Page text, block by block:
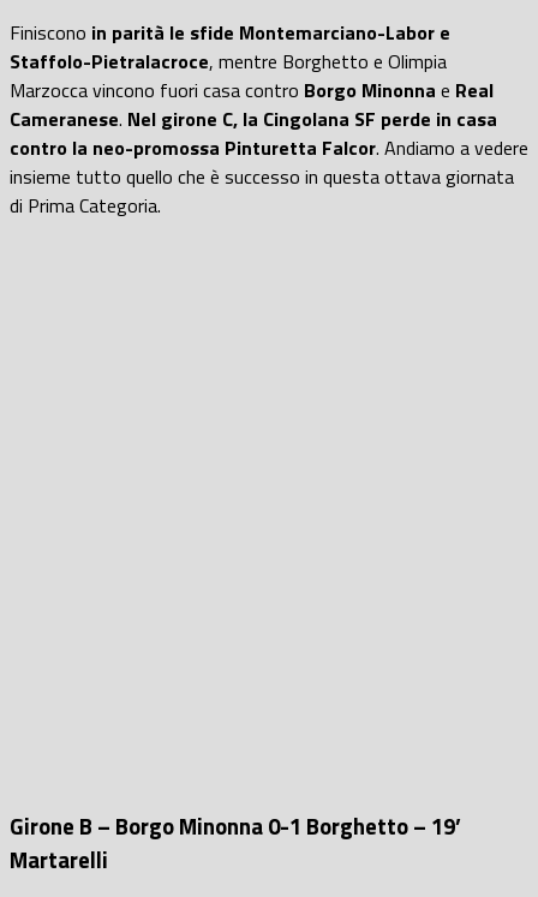
Finiscono in parità le sfide Montemarciano-Labor e
Staffolo-Pietralacroce, mentre Borghetto e Olimpia
Marzocca vincono fuori casa contro Borgo Minonna e Real
Cameranese. Nel girone C, la Cingolana SF perde in casa
contro la neo-promossa Pinturetta Falcor. Andiamo a vedere
insieme tutto quello che è successo in questa ottava giornata
di Prima Categoria.
Girone B – Borgo Minonna 0-1 Borghetto – 19’
Martarelli